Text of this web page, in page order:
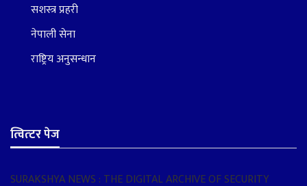
सशस्त्र प्रहरी
नेपाली सेना
राष्ट्रिय अनुसन्धान
त्वित्टर पेज
SURAKSHYA NEWS : THE DIGITAL ARCHIVE OF SECURITY